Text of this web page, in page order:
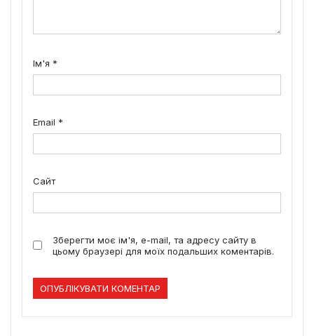
Ім'я *
Email *
Сайт
Зберегти моє ім'я, e-mail, та адресу сайту в
цьому браузері для моїх подальших коментарів.